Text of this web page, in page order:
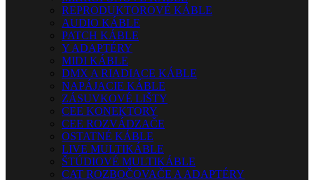
REPRODUKTOROVÉ KÁBLE
AUDIO KÁBLE
PATCH KÁBLE
Y ADAPTÉRY
MIDI KÁBLE
DMX A RIADIACE KÁBLE
NAPÁJACIE KÁBLE
ZÁSUVKOVÉ LIŠTY
CEE KONEKTORY
CEE ROZVÁDZAČE
OSTATNÉ KÁBLE
LIVE MULTIKÁBLE
ŠTÚDIOVÉ MULTIKÁBLE
CAT ROZBOČOVAČE A ADAPTÉRY